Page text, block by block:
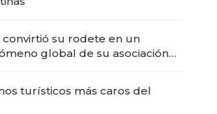
convirtió su rodete en un
global de su asociación
turísticos más caros del